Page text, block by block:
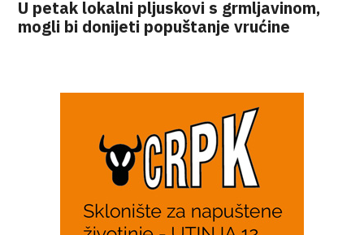
U petak lokalni pljuskovi s grmljavinom,
mogli bi donijeti popuštanje vrućine